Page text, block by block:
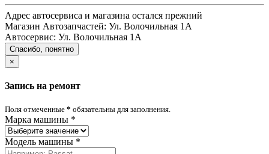
Адрес автосервиса и магазина остался прежний
Магазин Автозапчастей: Ул. Волочильная 1А
Автосервис: Ул. Волочильная 1А
Спасибо, понятно
×
Запись на ремонт
Поля отмеченные * обязательны для заполнения.
Марка машины *
Модель машины *